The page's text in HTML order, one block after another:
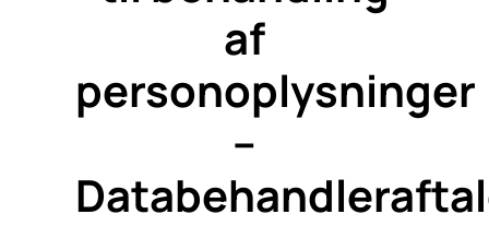
af
personoplysninger
–